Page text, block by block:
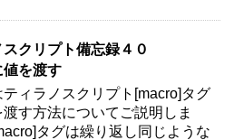
クリプト備忘録４０
値を渡す
ィラノスクリプト[macro]タグ
す方法についてご説明しま
タグは繰り返し同じような